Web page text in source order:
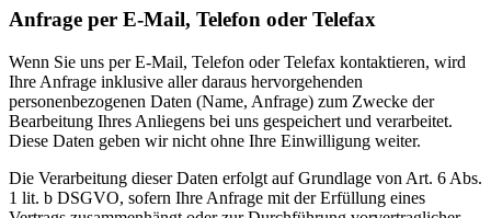
Anfrage per E-Mail, Telefon oder Telefax
Wenn Sie uns per E-Mail, Telefon oder Telefax kontaktieren, wird
Ihre Anfrage inklusive aller daraus hervorgehenden
personenbezogenen Daten (Name, Anfrage) zum Zwecke der
Bearbeitung Ihres Anliegens bei uns gespeichert und verarbeitet.
Diese Daten geben wir nicht ohne Ihre Einwilligung weiter.
Die Verarbeitung dieser Daten erfolgt auf Grundlage von Art. 6 Abs.
1 lit. b DSGVO, sofern Ihre Anfrage mit der Erfüllung eines